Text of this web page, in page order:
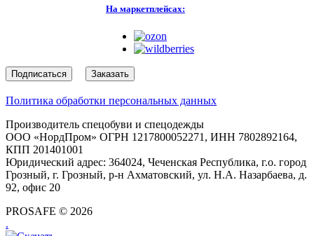
На маркетплейсах:
Подписаться Заказать
Политика обработки персональных данных
Производитель спецобуви и спецодежды
ООО «НордПром» ОГРН 1217800052271, ИНН 7802892164,
КПП 201401001
Юридический адрес: 364024, Чеченская Республика, г.о. город
Грозный, г. Грозный, р-н Ахматовский, ул. Н.А. Назарбаева, д.
92, офис 20
PROSAFE © 2026
.